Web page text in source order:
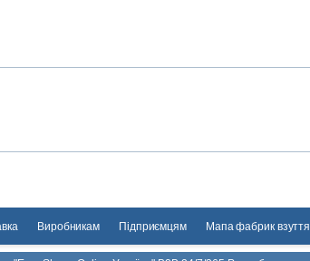
Виробникам Підприємцям Мапа фабрик взуття